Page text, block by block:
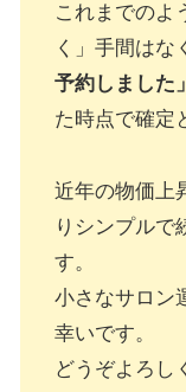
これまでのよ
く」手間はな
予約しました」
た時点で確定
近年の物価上
りシンプルで
す。
小さなサロン
幸いです。
どうぞよろし